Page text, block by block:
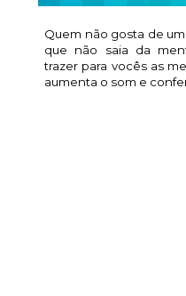
Quem não gosta de
que não saia da
trazer para vocês as
aumenta o som e